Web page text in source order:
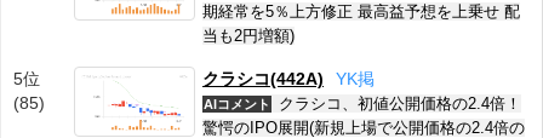
期経常を5％上方修正 最高益予想を上乗せ 配
当も2円増額)
5位
(85)
クラシコ(442A) YK掲
AIコメント
クラシコ、初値公開価格の2.4倍！
驚愕のIPO展開(新規上場で公開価格の2.4倍の